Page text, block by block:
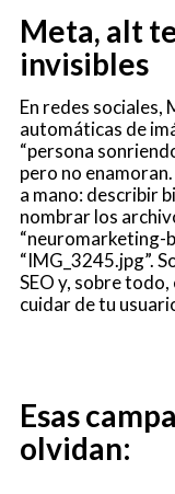
Meta, alt
invisibles
En redes sociales,
automáticas de
“persona
pero no
a mano: describir
nombrar los
“neuromarketing-
“IMG_3245.jpg”.
SEO y, sobre
cuidar de tu
Esas
olvidan: